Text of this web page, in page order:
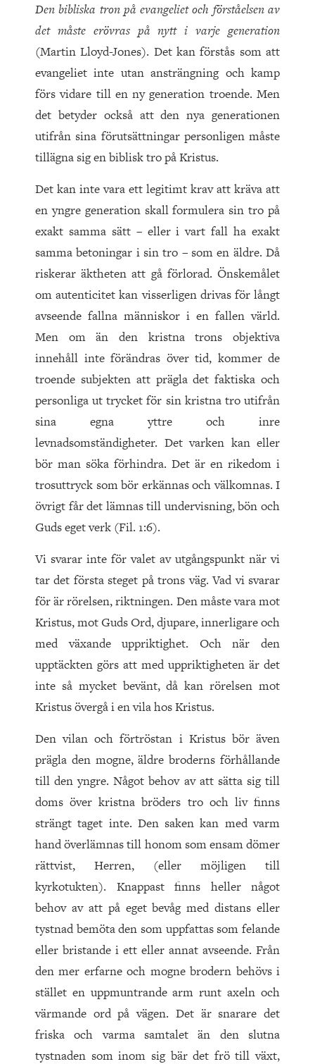
Den bibliska tron på evangeliet och förståelsen av
det måste erövras på nytt i varje generation
(Martin Lloyd-Jones). Det kan förstås som att
evangeliet inte utan ansträngning och kamp
förs vidare till en ny generation troende. Men
det betyder också att den nya generationen
utifrån sina förutsättningar personligen måste
tillägna sig en biblisk tro på Kristus.
Det kan inte vara ett legitimt krav att kräva att
en yngre generation skall formulera sin tro på
exakt samma sätt – eller i vart fall ha exakt
samma betoningar i sin tro – som en äldre. Då
riskerar äktheten att gå förlorad. Önskemålet
om autenticitet kan visserligen drivas för långt
avseende fallna människor i en fallen värld.
Men om än den kristna trons objektiva
innehåll inte förändras över tid, kommer de
troende subjekten att prägla det faktiska och
personliga ut trycket för sin kristna tro utifrån
sina egna yttre och inre
levnadsomständigheter. Det varken kan eller
bör man söka förhindra. Det är en rikedom i
trosuttryck som bör erkännas och välkomnas. I
övrigt får det lämnas till undervisning, bön och
Guds eget verk (Fil. 1:6).
Vi svarar inte för valet av utgångspunkt när vi
tar det första steget på trons väg. Vad vi svarar
för är rörelsen, riktningen. Den måste vara mot
Kristus, mot Guds Ord, djupare, innerligare och
med växande uppriktighet. Och när den
upptäckten görs att med uppriktigheten är det
inte så mycket bevänt, då kan rörelsen mot
Kristus övergå i en vila hos Kristus.
Den vilan och förtröstan i Kristus bör även
prägla den mogne, äldre broderns förhållande
till den yngre. Något behov av att sätta sig till
doms över kristna bröders tro och liv finns
strängt taget inte. Den saken kan med varm
hand överlämnas till honom som ensam dömer
rättvist, Herren, (eller möjligen till
kyrkotukten). Knappast finns heller något
behov av att på eget bevåg med distans eller
tystnad bemöta den som uppfattas som felande
eller bristande i ett eller annat avseende. Från
den mer erfarne och mogne brodern behövs i
stället en uppmuntrande arm runt axeln och
värmande ord på vägen. Det är snarare det
friska och varma samtalet än den slutna
tystnaden som inom sig bär det frö till växt,